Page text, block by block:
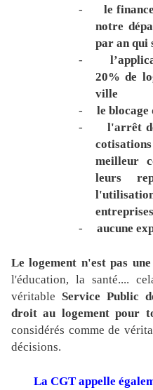
-
le
notre
par an qui
-
20% de
ville
-
le blocage
-
l'arrêt
meilleur
leurs
entreprises
-
aucune
Le logement n'est pas
l'éducation, la santé....
véritable Service Public
droit au logement pour
considérés comme de
décisions.
La CGT appelle